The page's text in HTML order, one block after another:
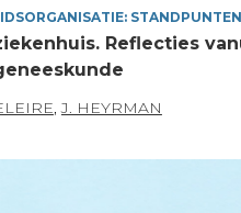
STANDPUNTEN
Reflecties
,J. HEYRMAN